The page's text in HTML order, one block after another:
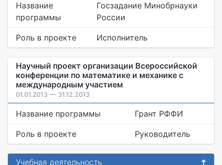
Название
программы
Госзадание Минобрнауки
России
Роль в проекте Исполнитель
Научный проект организации Всероссийской
конференции по математике и механике с
международным участием
01.01.2013 — 31.12.2013
Название программы Грант РФФИ
Роль в проекте Руководитель
Учебная деятельность